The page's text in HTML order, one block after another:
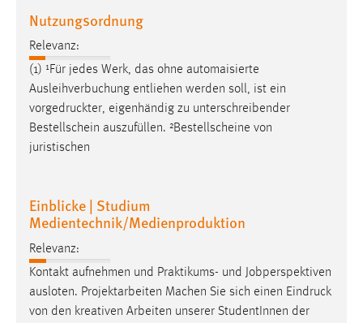
Nutzungsordnung
Relevanz:
(1) ¹Für jedes Werk, das ohne automaisierte
Ausleihverbuchung entliehen werden soll, ist ein
vorgedruckter, eigenhändig zu unterschreibender
Bestellschein auszufüllen. ²Bestellscheine von
juristischen
Einblicke | Studium
Medientechnik/Medienproduktion
Relevanz:
Kontakt aufnehmen und Praktikums- und Jobperspektiven
ausloten. Projektarbeiten Machen Sie sich einen Eindruck
von den kreativen Arbeiten unserer StudentInnen der